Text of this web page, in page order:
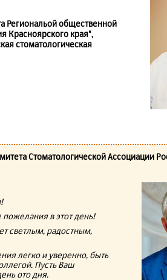
Региональой общественной
Красноярского края",
стоматологическая
Стоматологической Ассоциации
в этот день!
светлым, радостным,
легко и уверенно, быть
Пусть Ваш
ото дня.